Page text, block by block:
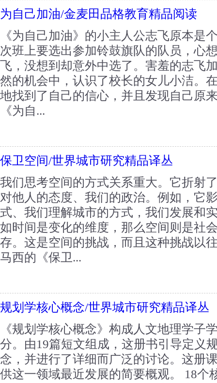
为自己加油/金麦田品格教育精品阅读
《为自己加油》的小主人公志飞原本是
次班上要选出参加铃鼓旗队的队员，心
飞，没想到却意外中选了。害羞的志飞
然的机会中，认识了校长的女儿小洁。
地找到了自己的信心，并且发现自己原
《为自...
保卫空间/世界城市研究精品译丛
我们思考空间的方式关系重大。它折射
对他人的态度、我们的政治。例如，它
式、我们理解城市的方式，我们发展和
如时间是变化的维度，那么空间则是社
存。这是空间的挑战，而且这种挑战以
马西的《保卫...
规划学核心概念/世界城市研究精品译丛
《规划学核心概念》构成人文地理学子
分。由19篇短文组成，这册书引导定义
念，并进行了详细而广泛的讨论。这册
供这一领域最近发展的简要概观。 18个